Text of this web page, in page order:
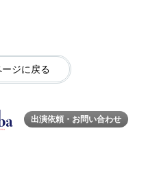
ージに戻る
出演依頼・お問い合わせ